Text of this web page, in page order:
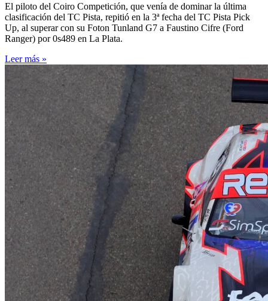
El piloto del Coiro Competición, que venía de dominar la última
clasificación del TC Pista, repitió en la 3ª fecha del TC Pista Pick
Up, al superar con su Foton Tunland G7 a Faustino Cifre (Ford
Ranger) por 0s489 en La Plata.
Leer más »